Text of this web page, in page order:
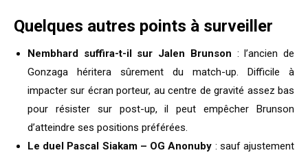
Quelques autres points à surveiller
Nembhard suffira-t-il sur Jalen Brunson : l’ancien de
Gonzaga héritera sûrement du match-up. Difficile à
impacter sur écran porteur, au centre de gravité assez bas
pour résister sur post-up, il peut empêcher Brunson
d’atteindre ses positions préférées.
Le duel Pascal Siakam – OG Anonuby : sauf ajustement